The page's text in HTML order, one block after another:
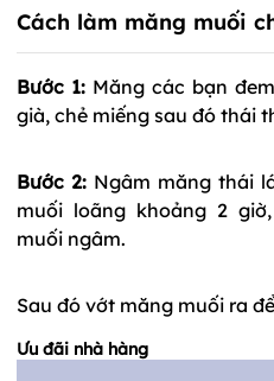
Cách làm măng muối
Bước 1: Măng các bạn
già, chẻ miếng sau đó thái
Bước 2:Ngâm măng thái
muối loãng khoảng 2
muối ngâm.
Sau đó vớt măng muối ra
Ưu đãi nhà hàng